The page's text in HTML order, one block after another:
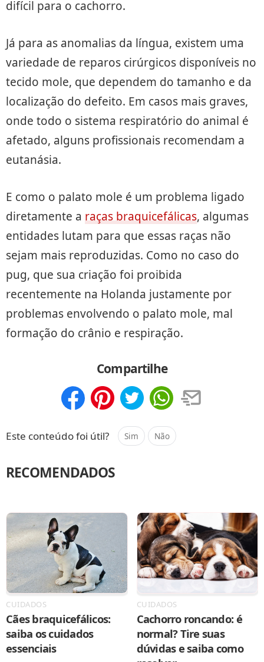
difícil para o cachorro.
Já para as anomalias da língua, existem uma
variedade de reparos cirúrgicos disponíveis no
tecido mole, que dependem do tamanho e da
localização do defeito. Em casos mais graves,
onde todo o sistema respiratório do animal é
afetado, alguns profissionais recomendam a
eutanásia.
E como o palato mole é um problema ligado
diretamente a raças braquicefálicas, algumas
entidades lutam para que essas raças não
sejam mais reproduzidas. Como no caso do
pug, que sua criação foi proibida
recentemente na Holanda justamente por
problemas envolvendo o palato mole, mal
formação do crânio e respiração.
Compartilhe
Este conteúdo foi útil? Sim Não
RECOMENDADOS
CUIDADOS
Cães braquicefálicos:
saiba os cuidados
essenciais
CUIDADOS
Cachorro roncando: é
normal? Tire suas
dúvidas e saiba como